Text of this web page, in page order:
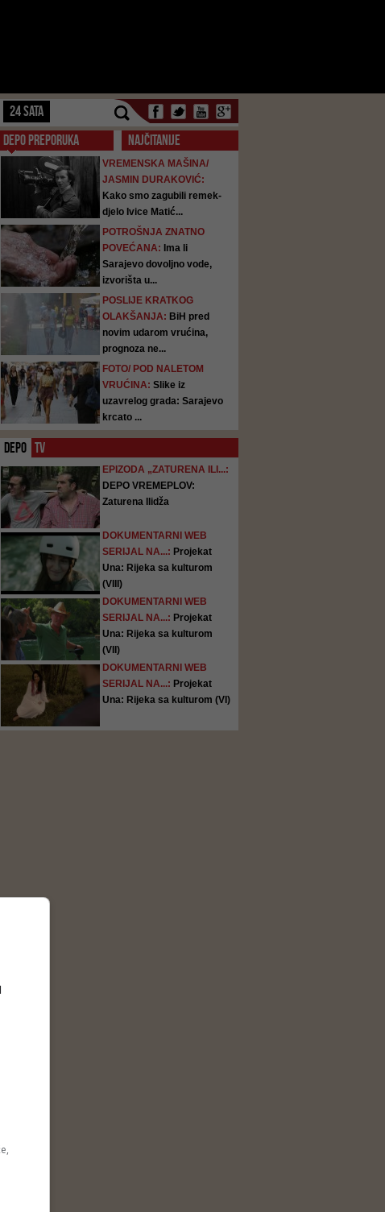
24 SATA
DEPO PREPORUKA NAJČITANIJE
VREMENSKA MAŠINA/
JASMIN DURAKOVIĆ:
Kako smo zagubili remek-
djelo Ivice Matić...
POTROŠNJA ZNATNO
POVEĆANA: Ima li
Sarajevo dovoljno vode,
izvorišta u...
POSLIJE KRATKOG
OLAKŠANJA: BiH pred
novim udarom vrućina,
prognoza ne...
FOTO/ POD NALETOM
VRUĆINA: Slike iz
uzavrelog grada: Sarajevo
krcato ...
DEPO TV
EPIZODA „ZATURENA ILI...:
DEPO VREMEPLOV:
Zaturena Ilidža
DOKUMENTARNI WEB
SERIJAL NA...: Projekat
Una: Rijeka sa kulturom
(VIII)
DOKUMENTARNI WEB
SERIJAL NA...: Projekat
Una: Rijeka sa kulturom
(VII)
DOKUMENTARNI WEB
SERIJAL NA...: Projekat
Una: Rijeka sa kulturom (VI)